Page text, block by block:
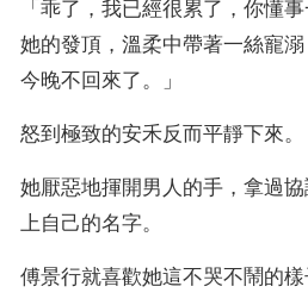
「乖了，我已經很累了，你懂
她的發頂，溫柔中帶著一絲寵
今晚不回來了。」
怒到極致的安禾反而平靜下來。
她厭惡地揮開男人的手，拿過
上自己的名字。
傅景行就喜歡她這不哭不鬧的